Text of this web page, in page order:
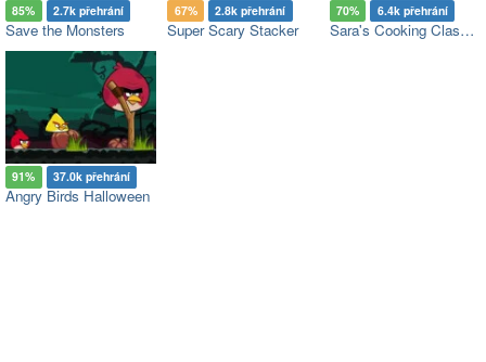
85% 2.7k přehrání
Save the Monsters
67% 2.8k přehrání
Super Scary Stacker
70% 6.4k přehrání
Sara's Cooking Class: Pumpkin Truffle
91% 37.0k přehrání
Angry Birds Halloween